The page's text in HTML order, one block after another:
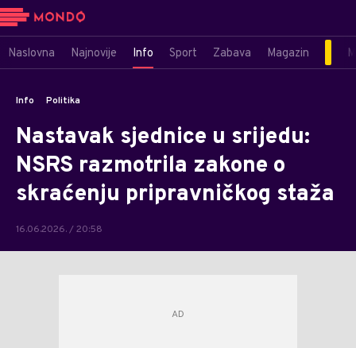
Naslovna Najnovije Info Sport Zabava Magazin
Info Politika
Nastavak sjednice u srijedu:
NSRS razmotrila zakone o
skraćenju pripravničkog staža
16.06.2026. / 20:58